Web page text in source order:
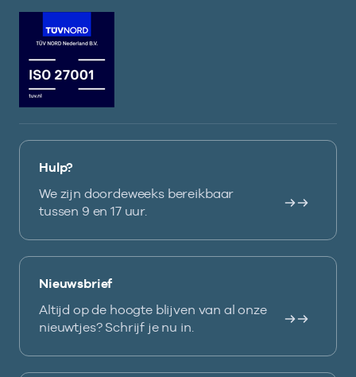
Hulp?
We zijn doordeweeks bereikbaar
tussen 9 en 17 uur.
Nieuwsbrief
Altijd op de hoogte blijven van al onze
nieuwtjes? Schrijf je nu in.